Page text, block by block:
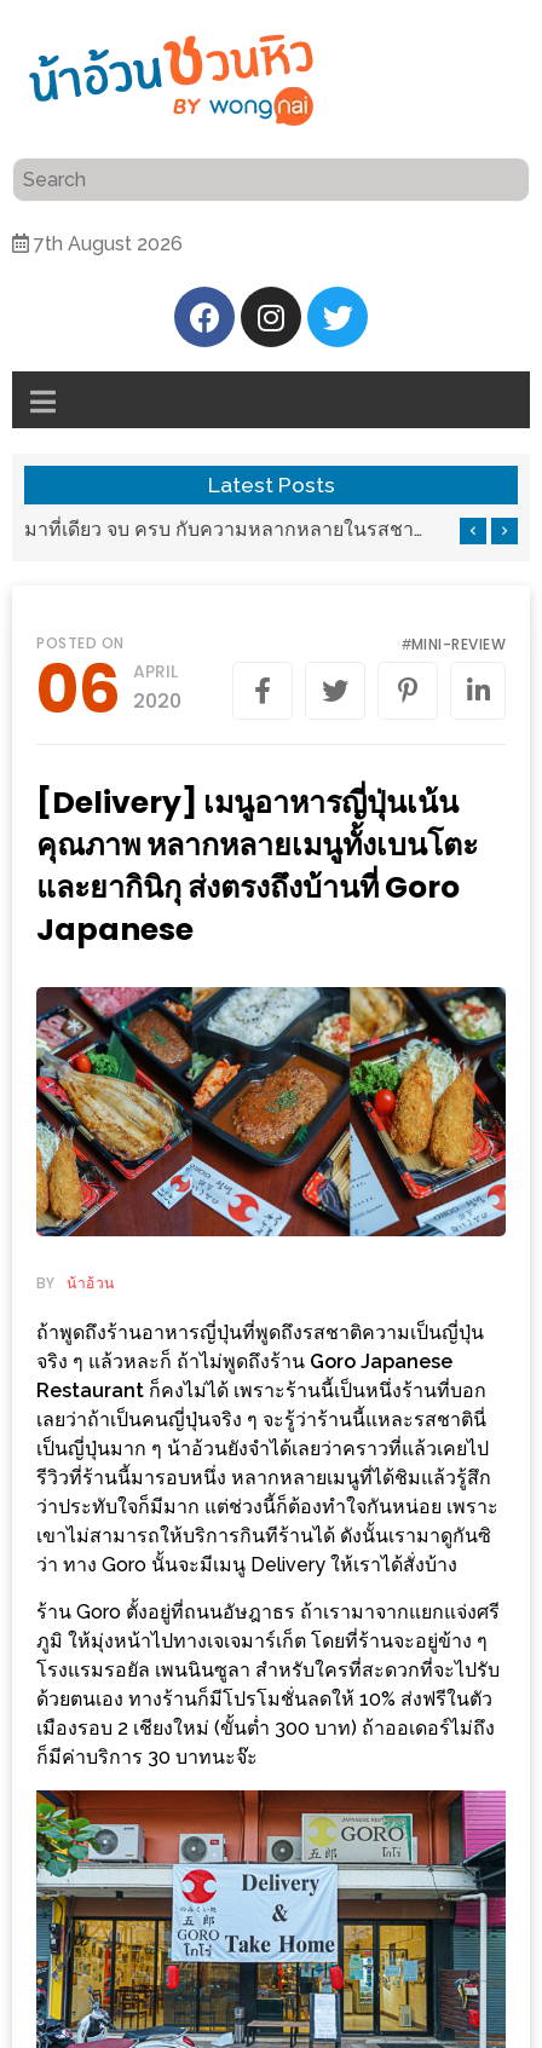
7th August 2026
แนะนำ
อ้วน
ความ
เป็น
ศิริ
ปัน
นาฯ
เชียงใหม่
เล่น
กัน
ฐานะ
…
งาน
ที่
ครบ
ครั้ง
ช้อป
ชิ
ลล์
ชิม
ที่
FESTIVAL
10
ร้าน
พ่อ
ค้า
แซ่บ
แม่ค้า
สวย
ร้าน
รวย
เสน่ห์
ของ
เชียงใหม่
ที่
ต้อง
ไป
ลอง
16
ร้าน
อร่อย
Latest Posts
มาที่เดียว จบ ครบ กับความหลากหลายในรสชาติที่นำมาจากทั่วเมืองจีนที่ HAN The Chinese Cuisine
POSTED ON
06 APRIL
2020
#MINI-REVIEW
[Delivery] เมนูอาหารญี่ปุ่นเน้น
คุณภาพ หลากหลายเมนูทั้งเบนโตะ
และยากินิกุ ส่งตรงถึงบ้านที่ Goro
Japanese
BY น้าอ้วน
ถ้าพูดถึงร้านอาหารญี่ปุ่นที่พูดถึงรสชาติความเป็นญี่ปุ่น
จริง ๆ แล้วหละก็ ถ้าไม่พูดถึงร้าน Goro Japanese
Restaurant ก็คงไม่ได้ เพราะร้านนี้เป็นหนึ่งร้านที่บอก
เลยว่าถ้าเป็นคนญี่ปุ่นจริง ๆ จะรู้ว่าร้านนี้แหละรสชาตินี่
เป็นญี่ปุ่นมาก ๆ น้าอ้วนยังจำได้เลยว่าคราวที่แล้วเคยไป
รีวิวที่ร้านนี้มารอบหนึ่ง หลากหลายเมนูที่ได้ชิมแล้วรู้สึก
ว่าประทับใจก็มีมาก แต่ช่วงนี้ก็ต้องทำใจกันหน่อย เพราะ
เขาไม่สามารถให้บริการกินทีร้านได้ ดังนั้นเรามาดูกันซิ
ว่า ทาง Goro นั้นจะมีเมนู Delivery ให้เราได้สั่งบ้าง
ร้าน Goro ตั้งอยู่ที่ถนนอัษฎาธร ถ้าเรามาจากแยกแจ่งศรี
ภูมิ ให้มุ่งหน้าไปทางเจเจมาร์เก็ต โดยที่ร้านจะอยู่ข้าง ๆ
โรงแรมรอยัล เพนนินซูลา สำหรับใครที่สะดวกที่จะไปรับ
ด้วยตนเอง ทางร้านก็มีโปรโมชั่นลดให้ 10% ส่งฟรีในตัว
เมืองรอบ 2 เชียงใหม่ (ขั้นต่ำ 300 บาท) ถ้าออเดอร์ไม่ถึง
ก็มีค่าบริการ 30 บาทนะจ๊ะ